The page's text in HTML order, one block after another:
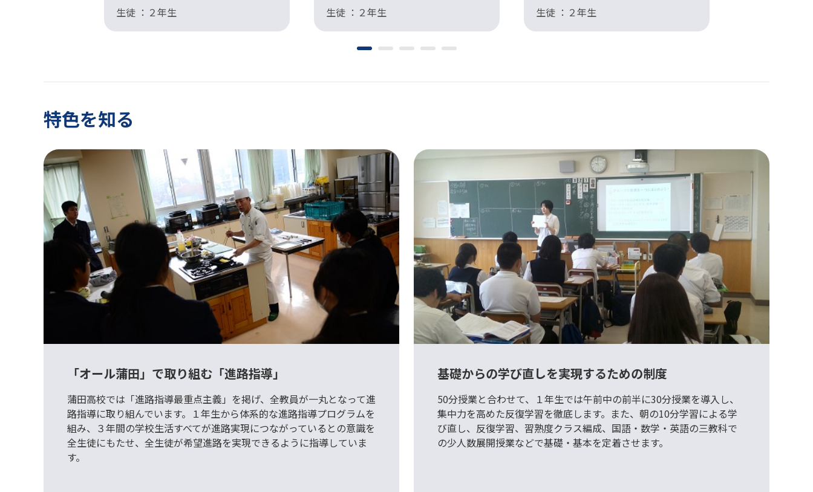
生徒 ：２年生 生徒 ：２年生 生徒 ：２年生
特色を知る
「オール蒲田」で取り組む「進路指導」
蒲田高校では「進路指導最重点主義」を掲げ、全教員が一丸となって進
路指導に取り組んでいます。１年生から体系的な進路指導プログラムを
組み、３年間の学校生活すべてが進路実現につながっているとの意識を
全生徒にもたせ、全生徒が希望進路を実現できるように指導していま
す。
基礎からの学び直しを実現するための制度
50分授業と合わせて、１年生では午前中の前半に30分授業を導入し、
集中力を高めた反復学習を徹底します。また、朝の10分学習による学
び直し、反復学習、習熟度クラス編成、国語・数学・英語の三教科で
の少人数展開授業などで基礎・基本を定着させます。